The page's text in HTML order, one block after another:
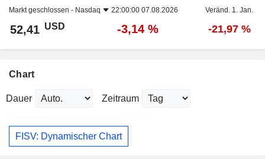
Markt geschlossen - Nasdaq 22:00:00 07.08.2026 Veränd. 1. Jan.
52,41 USD -3,14 % -21,97 %
Chart
Dauer Zeitraum
FISV: Dynamischer Chart